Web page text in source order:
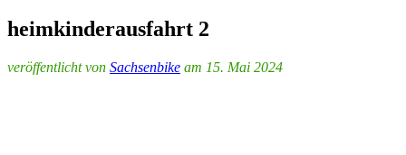
heimkinderausfahrt 2
veröffentlicht von Sachsenbike am 15. Mai 2024